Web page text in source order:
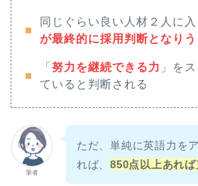
同じぐらい良い人材２人に入
が最終的に採用判断となりう
「努力を継続できる力 」を
ていると判断される
筆者
ただ、単純に英語力を
れば、850点以上あれば